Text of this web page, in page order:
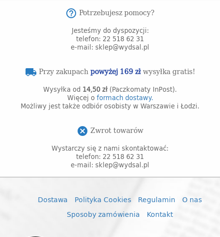
help_outline Potrzebujesz pomocy?
Jesteśmy do dyspozycji:
telefon: 22 518 62 31
e-mail: sklep@wydsal.pl
local_shipping Przy zakupachpowyżej 169 złwysyłka gratis!
Wysyłka od 14,50 zł (Paczkomaty InPost).
Więcej o formach dostawy.
Możliwy jest także odbiór osobisty w Warszawie i Łodzi.
cancel Zwrot towarów
Wystarczy się z nami skontaktować:
telefon: 22 518 62 31
e-mail: sklep@wydsal.pl
Dostawa Polityka Cookies Regulamin
O nas
Sposoby zamówienia
Kontakt